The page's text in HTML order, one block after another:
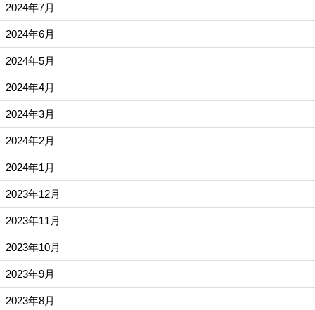
2024年7月
2024年6月
2024年5月
2024年4月
2024年3月
2024年2月
2024年1月
2023年12月
2023年11月
2023年10月
2023年9月
2023年8月